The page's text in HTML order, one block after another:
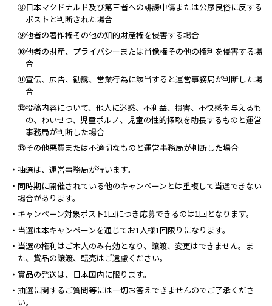
⑧日本マクドナルド及び第三者への誹謗中傷または公序良俗に反する
ポストと判断された場合
⑨他者の著作権その他の知的財産権を侵害する場合
⑩他者の財産、プライバシーまたは肖像権その他の権利を侵害する場
合
⑪宣伝、広告、勧誘、営業行為に該当すると運営事務局が判断した場
合
⑫投稿内容について、他人に迷惑、不利益、損害、不快感を与えるも
の、わいせつ、児童ポルノ、児童の性的搾取を助長するものと運営
事務局が判断した場合
⑬その他悪質または不適切なものと運営事務局が判断した場合
・抽選は、運営事務局が行います。
・同時期に開催されている他のキャンペーンとは重複して当選できない
場合があります。
・キャンペーン対象ポスト1回につき応募できるのは1回となります。
・当選は本キャンペーンを通じてお1人様1回限りになります。
・当選の権利はご本人のみ有効となり、譲渡、変更はできません。ま
た、賞品の譲渡、転売はご遠慮ください。
・賞品の発送は、日本国内に限ります。
・抽選に関するご質問等には一切お答えできませんのでご了承くださ
い。